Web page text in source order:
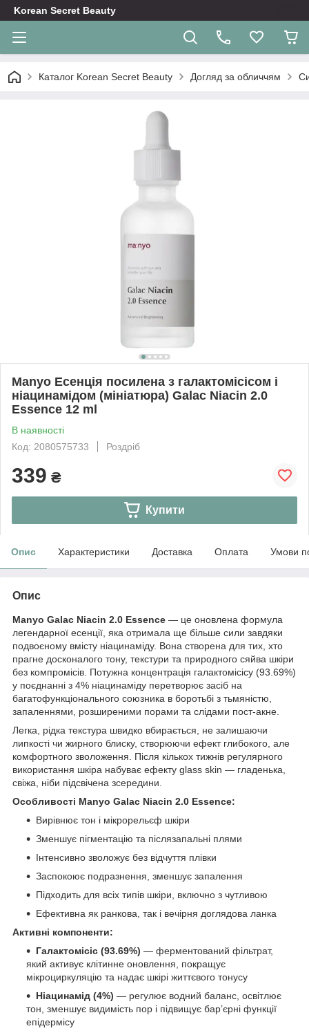
Korean Secret Beauty
Каталог Korean Secret Beauty Догляд за обличчям
Manyo Есенція посилена з галактомісісом і
ніацинамідом (мініатюра) Galac Niacin 2.0
Essence 12 ml
В наявності
Код: 2080575733
Роздріб
339 ₴
Купити
Опис Характеристики Доставка Оплата Умови
Опис
Manyo Galac Niacin 2.0 Essence — це оновлена формула
легендарної есенції, яка отримала ще більше сили завдяки
подвоєному вмісту ніацинаміду. Вона створена для тих, хто
прагне досконалого тону, текстури та природного сяйва шкіри
без компромісів. Потужна концентрація галактомісісу (93.69%)
у поєднанні з 4% ніацинаміду перетворює засіб на
багатофункціонального союзника в боротьбі з тьмяністю,
запаленнями, розширеними порами та слідами пост-акне.
Легка, рідка текстура швидко вбирається, не залишаючи
липкості чи жирного блиску, створюючи ефект глибокого, але
комфортного зволоження. Після кількох тижнів регулярного
використання шкіра набуває ефекту glass skin — гладенька,
свіжа, ніби підсвічена зсередини.
Особливості Manyo Galac Niacin 2.0 Essence:
Вирівнює тон і мікрорельєф шкіри
Зменшує пігментацію та післязапальні плями
Інтенсивно зволожує без відчуття плівки
Заспокоює подразнення, зменшує запалення
Підходить для всіх типів шкіри, включно з чутливою
Ефективна як ранкова, так і вечірня доглядова ланка
Активні компоненти:
Галактомісіс (93.69%) — ферментований фільтрат,
який активує клітинне оновлення, покращує
мікроциркуляцію та надає шкірі життєвого тонусу
Ніацинамід (4%) — регулює водний баланс, освітлює
тон, зменшує видимість пор і підвищує бар’єрні функції
епідермісу